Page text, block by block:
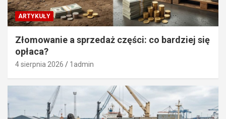
ARTYKUŁY
Złomowanie a sprzedaż części: co bardziej się
opłaca?
4 sierpnia 2026 1admin